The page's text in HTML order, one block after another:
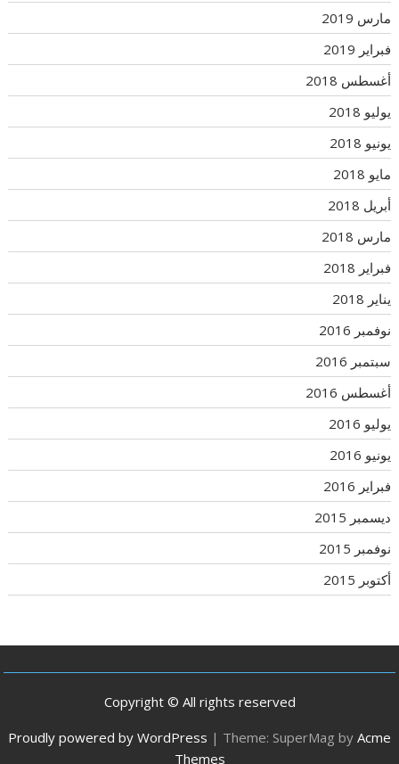
مارس 2019
فبراير 2019
أغسطس 2018
يوليو 2018
يونيو 2018
مايو 2018
أبريل 2018
مارس 2018
فبراير 2018
يناير 2018
نوفمبر 2016
سبتمبر 2016
أغسطس 2016
يوليو 2016
يونيو 2016
فبراير 2016
ديسمبر 2015
نوفمبر 2015
أكتوبر 2015
Copyright © All rights reserved
Proudly powered by WordPress | Theme: SuperMag by Acme
Themes